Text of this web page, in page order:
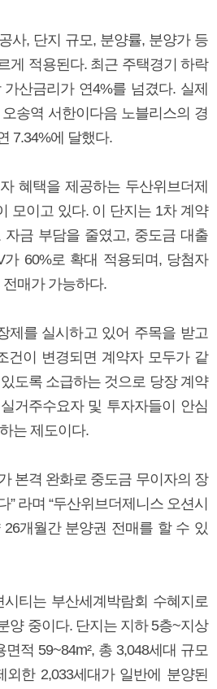
사, 단지 규모, 분양률, 분양가 등
게 적용된다. 최근 주택경기 하락
산금리가 연4%를 넘겼다. 실제
송역 서한이다음 노블리스의 경
7.34%에 달했다.
혜택을 제공하는 두산위브더제
모이고 있다. 이 단지는 1차 계약
자금 부담을 줄였고, 중도금 대출
가 60%로 확대 적용되며, 당첨자
매가 가능하다.
제를 실시하고 있어 주목을 받고
건이 변경되면 계약자 모두가 같
도록 소급하는 것으로 당장 계약
거주수요자 및 투자자들이 안심
는 제도이다.
본격 완화로 중도금 무이자의 장
” 라며 “두산위브더제니스 오션시
개월간 분양권 전매를 할 수 있
티는 부산세계박람회 수혜지로
양 중이다. 단지는 지하 5층~지상
적 59~84m², 총 3,048세대 규모
한 2,033세대가 일반에 분양된